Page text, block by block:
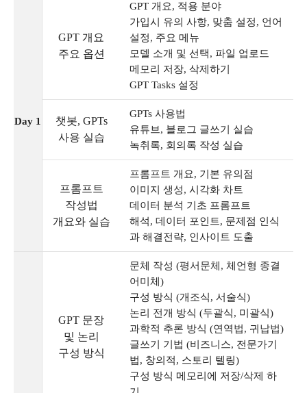
Day 1
GPT 개요
주요 옵션
GPT 개요, 적용 분야
가입시 유의 사항, 맞춤 설정, 언어
설정, 주요 메뉴
모델 소개 및 선택, 파일 업로드
메모리 저장, 삭제하기
GPT Tasks 설정
챗봇, GPTs
사용 실습
GPTs 사용법
유튜브, 블로그 글쓰기 실습
녹취록, 회의록 작성 실습
프롬프트
작성법
개요와 실습
프롬프트 개요, 기본 유의점
이미지 생성, 시각화 차트
데이터 분석 기초 프롬프트
해석, 데이터 포인트, 문제점 인식
과 해결전략, 인사이트 도출
GPT 문장
및 논리
구성 방식
문체 작성 (평서문체, 체언형 종결
어미체)
구성 방식 (개조식, 서술식)
논리 전개 방식 (두괄식, 미괄식)
과학적 추론 방식 (연역법, 귀납법)
글쓰기 기법 (비즈니스, 전문가기
법, 창의적, 스토리 텔링)
구성 방식 메모리에 저장/삭제 하